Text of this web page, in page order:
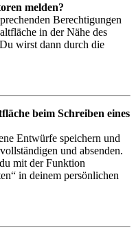
melden?
Berechtigungen
in der Nähe des
wirst dann durch die
beim Schreiben eines
Entwürfe speichern und
und absenden.
mit der Funktion
in deinem persönlichen